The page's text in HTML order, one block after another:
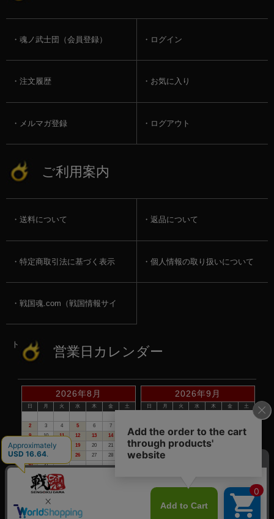
魂ノ武士団（会員登録） ログイン
注文履歴 お気に入り
メルマガ登録 ログアウト
ご利用案内
送料について 返品について
特定商取引法に基づく表示 個人情報の取り扱いについて
戦国魂.com（戦国情報サイ
ト） 営業日カレンダー
2026年8月
日 月 火 水 木 金
土
2
3 4 5 6 7
9
10 11 12 13 14
15
16
17 19 20 21
22
23
24 26 27 28
29
30
31
2026年9月
日 月 火 水 木 金
土
13
14 15 16 17 18
19
20
21 22 23 24
27
28
赤い日付が定休日です。
※定休日は、商品の発送・電話でのお問合せは、お休みさせて頂いて
おりますので予めご了承下さい。